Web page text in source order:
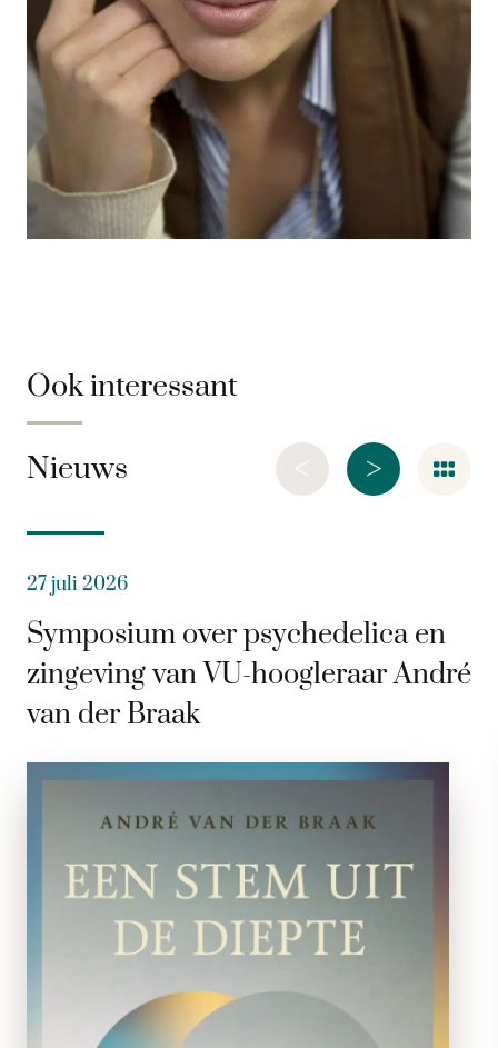
Ook interessant
Nieuws >
<
27 juli 2026
Symposium over psychedelica en
zingeving van VU-hoogleraar André
van der Braak